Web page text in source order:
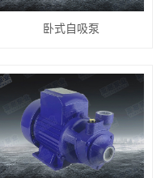
卧式自吸泵